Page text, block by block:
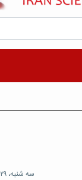
سه شنبه، ۲۹ اردیبهشت، ۱۴۰۵ | 12:39